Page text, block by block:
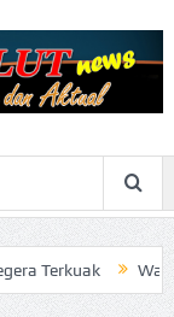
Wali Kota Vicky